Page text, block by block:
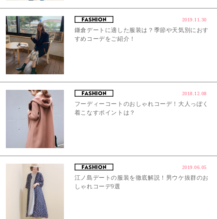
2019.11.30
鎌倉デートに適した服装は？季節や天気別におす
すめコーデをご紹介！
2018.12.08
フーディーコートのおしゃれコーデ！大人っぽく
着こなすポイントは？
2019.06.05
江ノ島デートの服装を徹底解説！男ウケ抜群のお
しゃれコーデ9選